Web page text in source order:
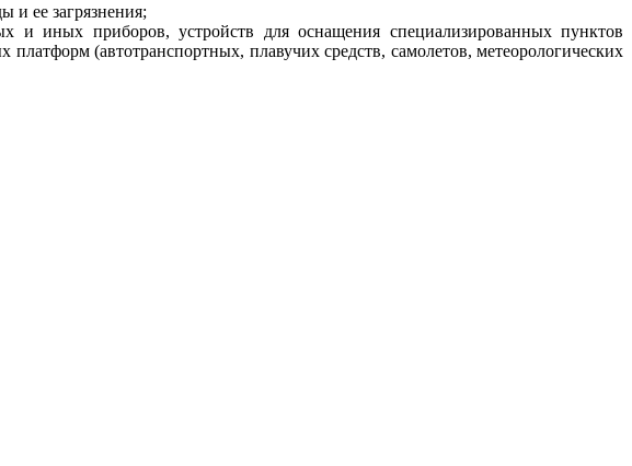
и ее загрязнения;
и иных приборов, устройств для оснащения специализированных пунктов
(автотранспортных, плавучих средств, самолетов, метеорологических